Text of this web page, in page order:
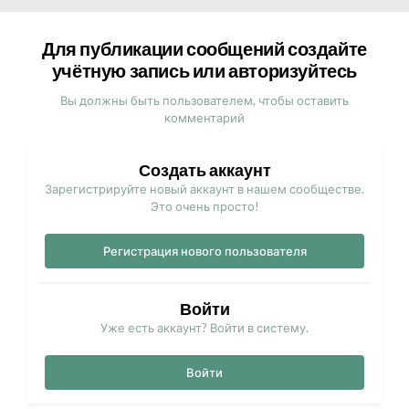
Для публикации сообщений создайте
учётную запись или авторизуйтесь
Вы должны быть пользователем, чтобы оставить
комментарий
Создать аккаунт
Зарегистрируйте новый аккаунт в нашем сообществе.
Это очень просто!
Регистрация нового пользователя
Войти
Уже есть аккаунт? Войти в систему.
Войти